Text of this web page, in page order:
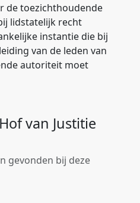
de toezichthoudende
lidstatelijk recht
instantie die bij
van de leden van
autoriteit moet
van Justitie
gevonden bij deze